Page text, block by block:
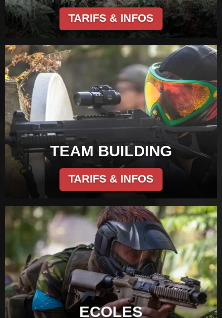
TARIFS & INFOS
TEAM BUILDING
TARIFS & INFOS
ECOLES